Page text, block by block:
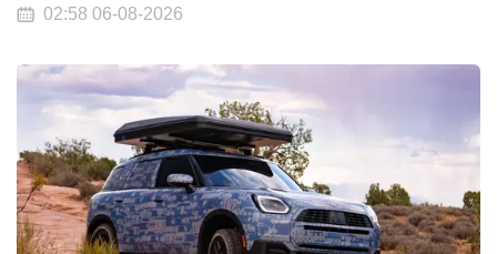
02:58 06-08-2026